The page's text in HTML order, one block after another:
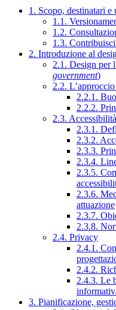
1. Scopo, destinatari
1.1.
1.2.
1.3.
2. Introduzione al
2.1. Design per
government)
2.2.
2.2.1.
2.2.2.
2.3. Accessibilità
2.3.1.
2.3.2.
2.3.3.
2.3.4.
2.3.5.
2.3.6.
attuazione
2.3.7.
2.3.8.
2.4. Privacy
2.4.1.
2.4.2.
2.4.3. Le
3. Pianificazione,